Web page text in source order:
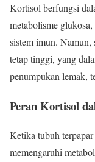
Kortisol berfungsi
metabolisme
sistem imun. Namun,
tetap tinggi, yang
penumpukan lemak,
Peran Kortisol
Ketika tubuh
memengaruhi